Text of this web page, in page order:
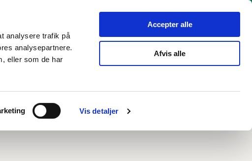
analysere trafik på
analysepartnere.
eller som de har
Vis detaljer
Accepter alle
Afvis alle